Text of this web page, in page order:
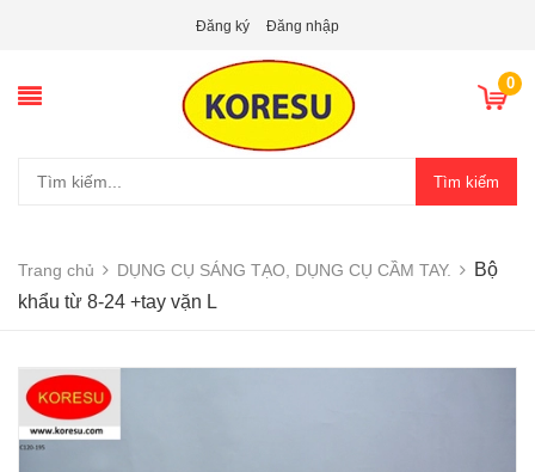
Đăng ký Đăng nhập
0
Tìm kiếm
Trang chủ DỤNG CỤ SÁNG TẠO, DỤNG CỤ CẦM TAY.
Bộ
khẩu từ 8-24 +tay vặn L